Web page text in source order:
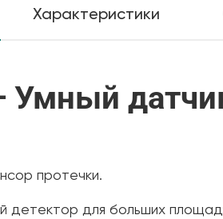
Характеристики
Умный
протечки.
детектор для больших